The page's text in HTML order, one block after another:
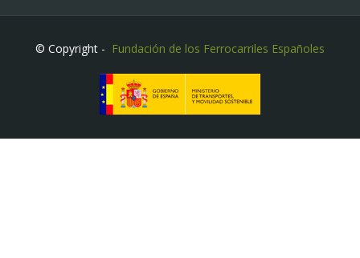
© Copyright - Fundación de los Ferrocarriles Españoles